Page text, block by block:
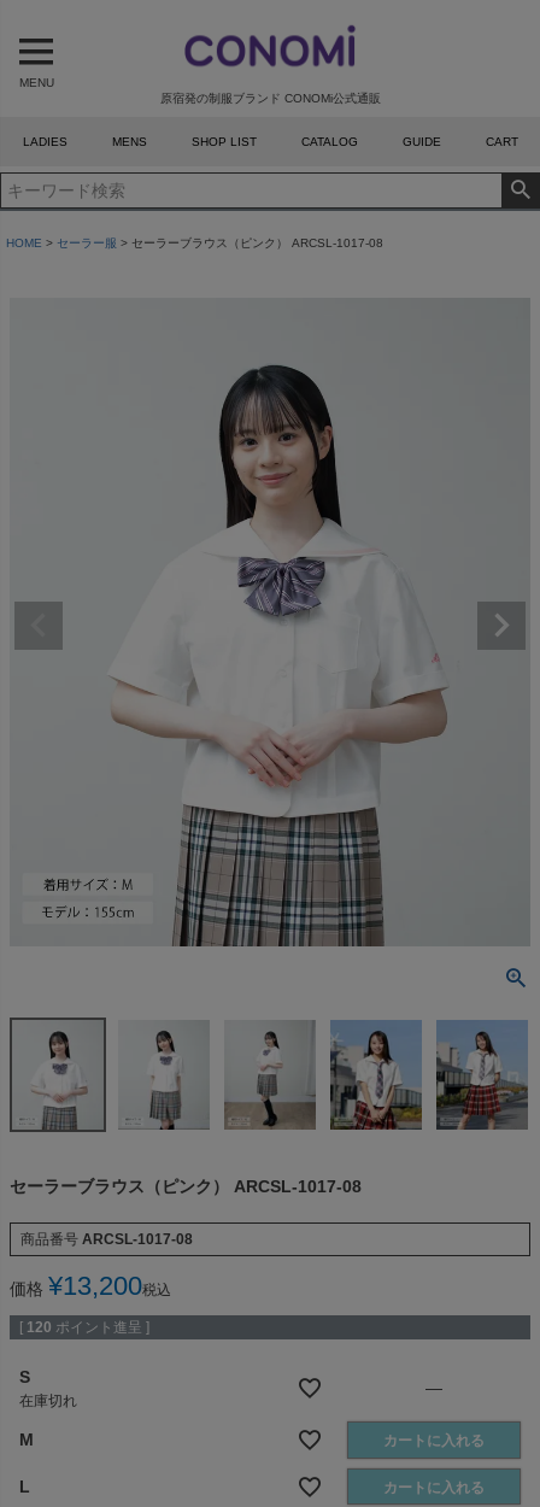
原宿発の制服ブランド CONOMi公式通販
MENU
LADIES MENS SHOP LIST CATALOG GUIDE CART
HOME セーラー服 セーラーブラウス（ピンク） ARCSL-1017-08
セーラーブラウス（ピンク） ARCSL-1017-08
商品番号 ARCSL-1017-08
価格 ¥13,200税込
[ 120 ポイント進呈 ]
S
在庫切れ
—
M カートに入れる
L カートに入れる